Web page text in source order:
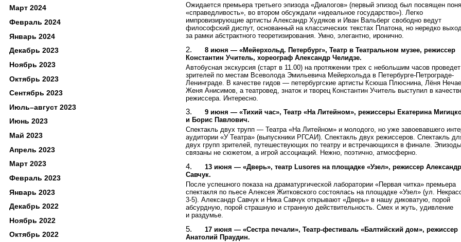
Ожидается премьера третьего эпизода «Диалогов» (первый эпизод был посвящен
«справедливость», во втором обсуждали «идеальное государство»). Легко
импровизирующие артисты Александр Худяков и Иван Вальберг свободно ведут
философский диспут, основанный на классических текстах Платона, но нередко
за рамки абстрактного теоретизирования. Умно, элегантно, иронично.
8 июня — «Мейерхольд. Петербург», Театр в Театральном музее, режиссер
Константин Учитель, хореограф Александр Челидзе.
Автобусная экскурсия (старт в 11.00) на протяжении трех с небольшим часов проведет
зрителей по местам Всеволода Эмильевича Мейерхольда в Петербурге-Петрограде-
Ленинграде. В качестве гидов — петербургские артисты Ксюша Плюснина, Лёня
Женя Анисимов, а театровед, знаток и творец Константин Учитель выступил в
режиссера. Интересно.
9 июня — «Тихий час», Театр «На Литейном», режиссеры Екатерина
и Борис Павлович.
Спектакль двух трупп — Театра «На Литейном» и молодого, но уже завоевавшего
аудитории «У Театра» (выпускники РГСАИ). Спектакль двух режиссеров. Спектакль
двух групп зрителей, путешествующих по театру и встречающихся в финале. Эпизоды
связаны не сюжетом, а игрой ассоциаций. Нежно, поэтично, атмосферно.
13 июня — «Дверь», театр Lusores на площадке «Узел», режиссер Александр
Савчук.
После успешного показа на драматургической лаборатории «Первая читка» премьера
спектакля по пьесе Алексея Житковского состоялась на площадке «Узел» (ул.
3-5). Александр Савчук и Ника Савчук открывают «Дверь» в нашу диковатую, порой
абсурдную, порой страшную и странную действительность. Смех и жуть, удивление
и раздумье.
17 июня — «Сестра печали», Театр-фестиваль «Балтийский дом», режиссер
Анатолий Праудин.
Март 2024
Февраль 2024
Январь 2024
Декабрь 2023
Ноябрь 2023
Октябрь 2023
Сентябрь 2023
Июль–август 2023
Июнь 2023
Май 2023
Апрель 2023
Март 2023
Февраль 2023
Январь 2023
Декабрь 2022
Ноябрь 2022
Октябрь 2022